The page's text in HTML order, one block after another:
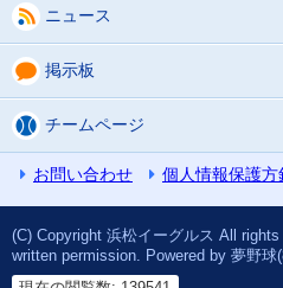
ニュース
掲示板
チームページ
お問い合わせ 個人情報保護方
(C) Copyright 浜松イーグルス All
written permission. Powered by 夢野球